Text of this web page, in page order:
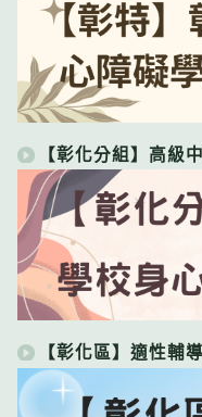
【彰化分組】高級
【彰化區】適性輔